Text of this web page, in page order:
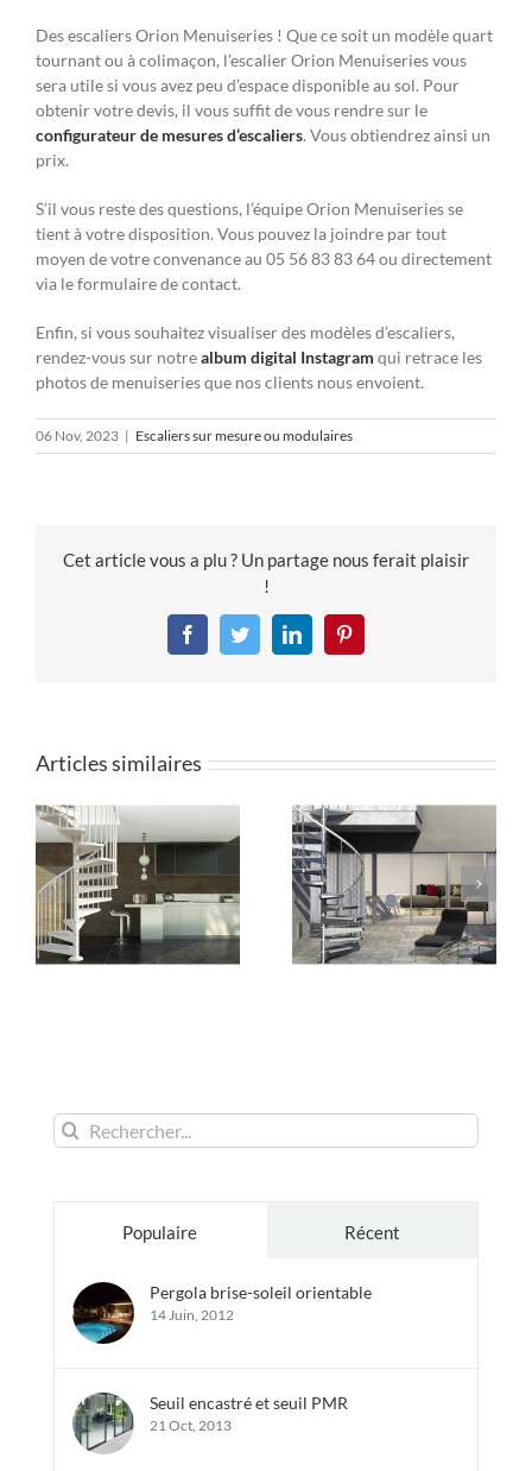
Des escaliers Orion Menuiseries ! Que ce soit un modèle quart
tournant ou à colimaçon, l’escalier Orion Menuiseries vous
sera utile si vous avez peu d’espace disponible au sol. Pour
obtenir votre devis, il vous suffit de vous rendre sur le
configurateur de mesures d’escaliers. Vous obtiendrez ainsi un
prix.
S’il vous reste des questions, l’équipe Orion Menuiseries se
tient à votre disposition. Vous pouvez la joindre par tout
moyen de votre convenance au 05 56 83 83 64 ou directement
via le formulaire de contact.
Enfin, si vous souhaitez visualiser des modèles d’escaliers,
rendez-vous sur notrealbum digital Instagram qui retrace les
photos de menuiseries que nos clients nous envoient.
06 Nov, 2023 | Escaliers sur mesure ou modulaires
Cet article vous a plu ? Un partage nous ferait plaisir
!
FacebookTwitterLinkedInPinterest
Articles similaires
Rechercher:
Populaire Récent
Pergola brise-soleil orientable
14 Juin, 2012
Seuil encastré et seuil PMR
21 Oct, 2013